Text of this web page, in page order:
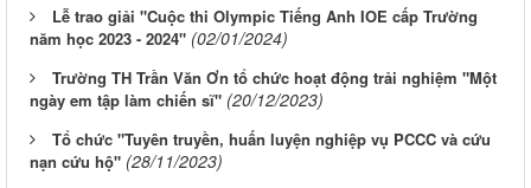
Lễ trao giải "Cuộc thi Olympic Tiếng Anh IOE cấp Trường
năm học 2023 - 2024" (02/01/2024)
Trường TH Trần Văn Ơn tổ chức hoạt động trải nghiệm "Một
ngày em tập làm chiến sĩ" (20/12/2023)
Tổ chức "Tuyên truyền, huấn luyện nghiệp vụ PCCC và cứu
nạn cứu hộ" (28/11/2023)